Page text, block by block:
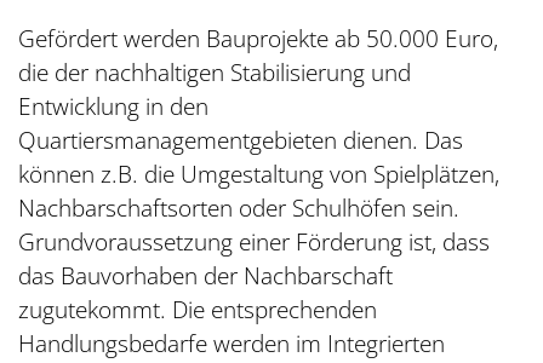
Gefördert werden Bauprojekte ab 50.000 Euro,
die der nachhaltigen Stabilisierung und
Entwicklung in den
Quartiersmanagementgebieten dienen. Das
können z.B. die Umgestaltung von Spielplätzen,
Nachbarschaftsorten oder Schulhöfen sein.
Grundvoraussetzung einer Förderung ist, dass
das Bauvorhaben der Nachbarschaft
zugutekommt. Die entsprechenden
Handlungsbedarfe werden im Integrierten